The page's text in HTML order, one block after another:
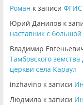
Роман к записи ФГИС
Юрий Даниловк
наставник с
Владимир
Тамбовского
церкви села Караул
inzhavinoк записи
Людмила к записи